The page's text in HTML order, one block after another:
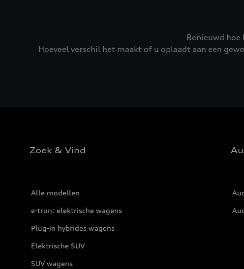
Benieuwd
Hoeveel verschil het maakt of u oplaadt aan een
Zoek & Vind
Alle modellen
e-tron: elektrische wagens
Plug-in hybrides wagens
Elektrische SUV
SUV wagens